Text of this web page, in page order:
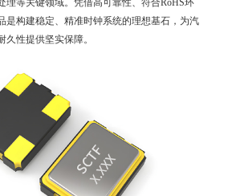
理等关键领域。凭借高可靠性、符合RoHS环
是构建稳定、精准时钟系统的理想基石，为汽
久性提供坚实保障。